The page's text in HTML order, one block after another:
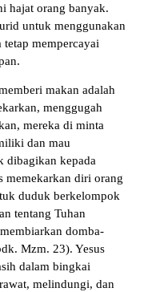
hajat orang banyak.
untuk menggunakan
mempercayai
makan adalah
menggugah
mereka di minta
dan mau
dibagikan kepada
memekarkan diri orang
duduk berkelompok
tentang Tuhan
domba-
Mzm. 23). Yesus
dalam bingkai
melindungi, dan